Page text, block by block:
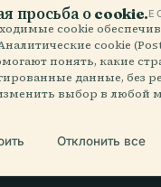
просьба о cookie.
cookie
cookie
понять, какие
данные, без
выбор в любой
Отклонить все